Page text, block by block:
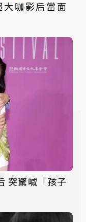
咖影后當面
突驚喊「孩子